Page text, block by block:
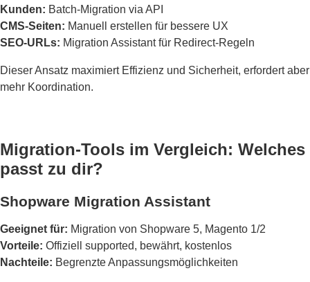
Kunden: Batch-Migration via API
CMS-Seiten: Manuell erstellen für bessere UX
SEO-URLs: Migration Assistant für Redirect-Regeln
Dieser Ansatz maximiert Effizienz und Sicherheit, erfordert aber
mehr Koordination.
Migration-Tools im Vergleich: Welches
passt zu dir?
Shopware Migration Assistant
Geeignet für: Migration von Shopware 5, Magento 1/2
Vorteile: Offiziell supported, bewährt, kostenlos
Nachteile: Begrenzte Anpassungsmöglichkeiten